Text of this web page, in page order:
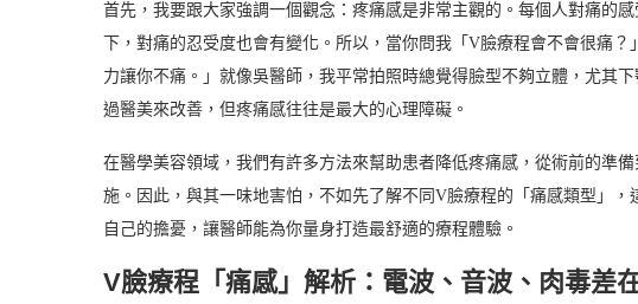
首先，我要跟大家強調一個觀念：疼痛感是非常主觀的。每個人對痛的
下，對痛的忍受度也會有變化。所以，當你問我「V臉療程會不會很痛
力讓你不痛。」就像吳醫師，我平常拍照時總覺得臉型不夠立體，尤其
過醫美來改善，但疼痛感往往是最大的心理障礙。
在醫學美容領域，我們有許多方法來幫助患者降低疼痛感，從術前的準
施。因此，與其一味地害怕，不如先了解不同V臉療程的「痛感類型」
自己的擔憂，讓醫師能為你量身打造最舒適的療程體驗。
V臉療程「痛感」解析：電波、音波、肉毒差